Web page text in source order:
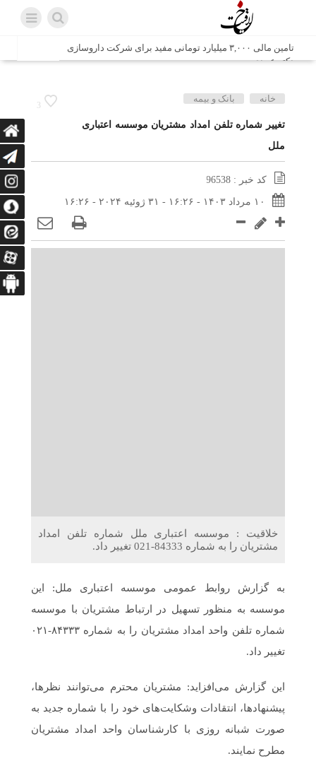
تامین مالی ۳,۰۰۰ میلیارد تومانی مفید برای شرکت داروسازی
دکتر عبیدی
شش وزیر کابینه پاکستان با حضور در سفارت ایران در اسلام
اتابک: ظرفیت های جدید همکاری‌های تجاری ایران و پاکستان با
محوریت بخش خصوصی فعال می‌شود
در مسیر جا‌مانده‌ها، دل‌ها به کربلا رسیده است
وزیر صمت خواستار پیگیری کانتینرهای ایرانی در بندر کراچی
شد / تجارت ۱۰ میلیارد دلاری ایران و پاکستان
3
خانه بانک و بیمه
تغییر شماره تلفن امداد مشتریان موسسه اعتباری
ملل
کد خبر : 96538
۱۰ مرداد ۱۴۰۳ - ۱۶:۲۶ - ۳۱ ژوئیه ۲۰۲۴ - ۱۶:۲۶
خلاقیت : موسسه اعتباری ملل شماره تلفن امداد
مشتریان را به شماره 84333-021 تغییر داد.
به گزارش روابط عمومی موسسه اعتباری ملل: این
موسسه به منظور تسهیل در ارتباط مشتریان با موسسه
شماره تلفن واحد امداد مشتریان را به شماره ۸۴۳۳۳-۰۲۱
تغییر داد.
این گزارش می‌افزاید: مشتریان محترم می‌توانند نظرها،
پیشنهاد‌ها، انتقادات وشکایت‌های خود را با شماره جدید به
صورت شبانه روزی با کارشناسان واحد امداد مشتریان
مطرح نمایند.